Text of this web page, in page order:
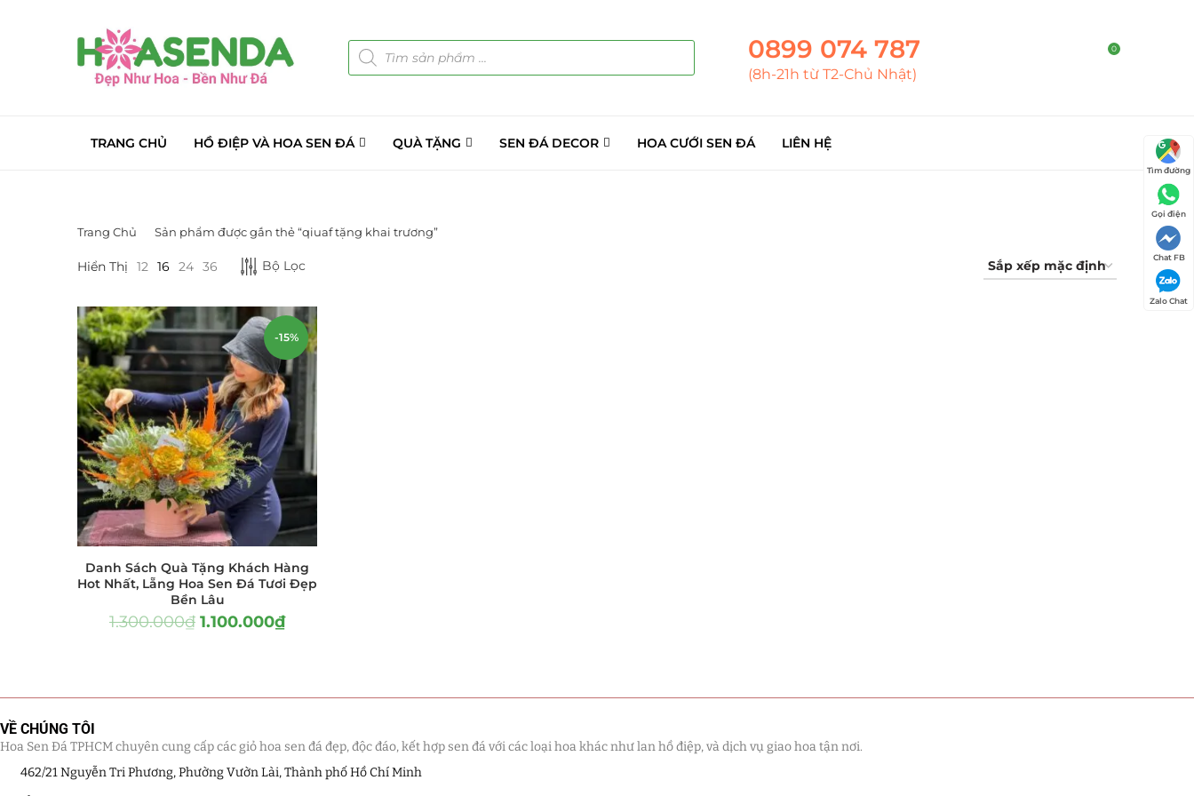
0899 074 787
(8h-21h từ T2-Chủ Nhật)
0
TRANG CHỦ HỒ ĐIỆP VÀ HOA SEN ĐÁ QUÀ TẶNG SEN ĐÁ DECOR HOA CƯỚI SEN ĐÁ LIÊN HỆ
DANH MỤC SẢN PHẨM
Cây Sen Đá Giá Sỉ (137)
Chậu Sen Đá Mini (8)
Hồ Điệp và Hoa Sen đá (289)
Lan Hồ Điệp Truyền Thống
(132)
Lũa Hồ Điệp Sen Đá
(91)
Tiểu Cảnh Lan Sen Đá
Hoa Ngày Lễ 8/3 (38)
Hoa Tặng 14/2 (16)
Quà Tặng (507)
(41)
Quà Tặng Khách Hàng
Trang Chủ Sản phẩm được gắn thẻ “qiuaf tặng khai trương”
Hiển Thị 12 16 24 36 Bộ Lọc
-15%
Danh Sách Quà Tặng Khách Hàng
Hot Nhất, Lẵng Hoa Sen Đá Tươi Đẹp
Bền Lâu
1.300.000₫ 1.100.000₫
VỀ CHÚNG TÔI
Hoa Sen Đá TPHCM chuyên cung cấp các giỏ hoa sen đá đẹp, độc đáo, kết hợp sen đá với các loại hoa khác như lan hồ điệp, và dịch vụ giao hoa tận nơi.
462/21 Nguyễn Tri Phương, Phường Vườn Lài, Thành phố Hồ Chí Minh
Tìm đường
Gọi điện
Chat FB
Zalo Chat